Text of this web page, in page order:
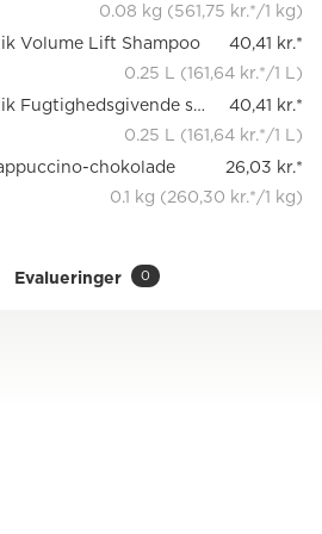
0.08 kg (561,75 kr.*/1 kg)
Volume Lift Shampoo
40,41 kr.*
0.25 L (161,64 kr.*/1 L)
Sante Naturkosmetik Fugtighedsgivende shampoo Økologisk Mango & Aloe Vera
40,41 kr.*
0.25 L (161,64 kr.*/1 L)
chokolade
26,03 kr.*
0.1 kg (260,30 kr.*/1 kg)
Evalueringer 0